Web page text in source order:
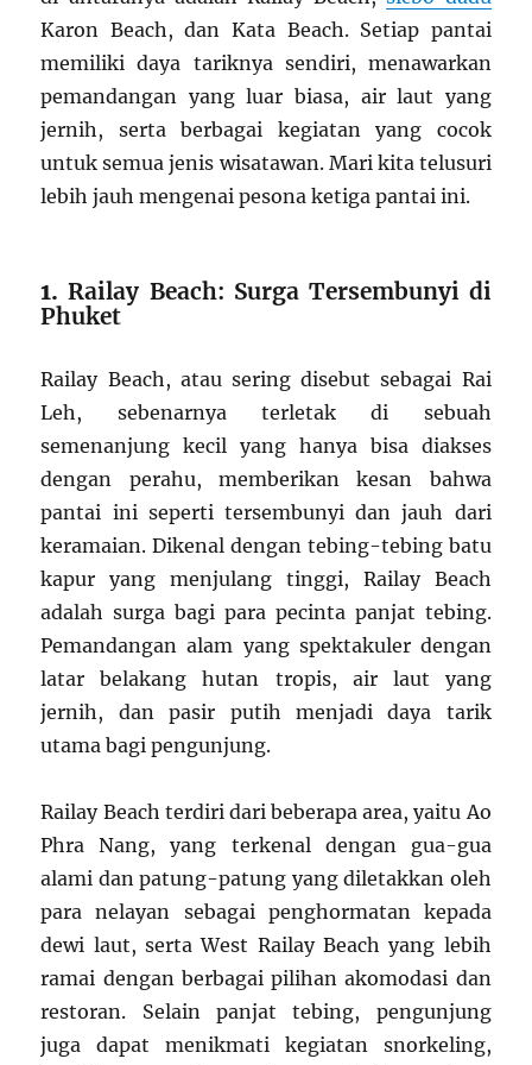
Karon Beach, dan Kata Beach. Setiap pantai
memiliki daya tariknya sendiri, menawarkan
pemandangan yang luar biasa, air laut yang
jernih, serta berbagai kegiatan yang cocok
untuk semua jenis wisatawan. Mari kita telusuri
lebih jauh mengenai pesona ketiga pantai ini.
1.Railay Beach: Surga Tersembunyi di
Phuket
Railay Beach, atau sering disebut sebagai Rai
Leh, sebenarnya terletak di sebuah
semenanjung kecil yang hanya bisa diakses
dengan perahu, memberikan kesan bahwa
pantai ini seperti tersembunyi dan jauh dari
keramaian. Dikenal dengan tebing-tebing batu
kapur yang menjulang tinggi, Railay Beach
adalah surga bagi para pecinta panjat tebing.
Pemandangan alam yang spektakuler dengan
latar belakang hutan tropis, air laut yang
jernih, dan pasir putih menjadi daya tarik
utama bagi pengunjung.
Railay Beach terdiri dari beberapa area, yaitu Ao
Phra Nang, yang terkenal dengan gua-gua
alami dan patung-patung yang diletakkan oleh
para nelayan sebagai penghormatan kepada
dewi laut, serta West Railay Beach yang lebih
ramai dengan berbagai pilihan akomodasi dan
restoran. Selain panjat tebing, pengunjung
juga dapat menikmati kegiatan snorkeling,